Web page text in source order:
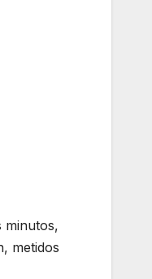
minutos,
metidos